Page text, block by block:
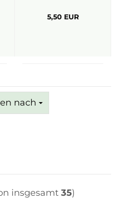
5,50 EUR
nach
nach
insgesamt 35)